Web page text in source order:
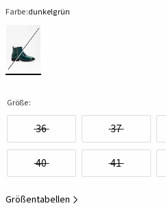
Farbe:dunkelgrün
Größe:
36 37
40 41
Größentabellen